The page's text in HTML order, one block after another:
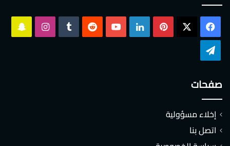
فيسبوك بينتيريست لينكدإن ‫YouTube انستقرام
صفحات
إخلاء مسؤولية
اتصل بنا